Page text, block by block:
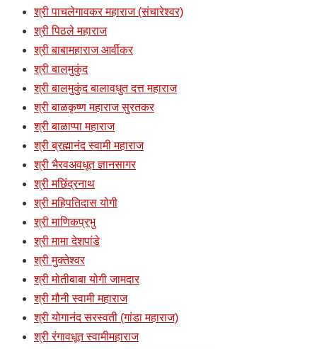
श्री पाचलेगावकर महाराज (संचारेश्वर)
श्री पिठले महाराज
श्री बाबामहाराज आर्वीकर
श्री बालमुकुंद
श्री बालमुकुंद बालावधुत दत्त महाराज
श्री बाळकृष्ण महाराज सुरतकर
श्री बाळाप्पा महाराज
श्री ब्रह्मानंद स्वामी महाराज
श्री भैरवअवधूत ज्ञानसागर
श्री मछिंद्रनाथ
श्री महिपतिदास योगी
श्री माणिकप्रभु
श्री मामा देशपांडे
श्री मुक्तेश्वर
श्री मोतीबाबा योगी जामदार
श्री मौनी स्वामी महाराज
श्री योगानंद सरस्वती (गांडा महाराज)
श्री रंगावधूत स्वामीमहाराज